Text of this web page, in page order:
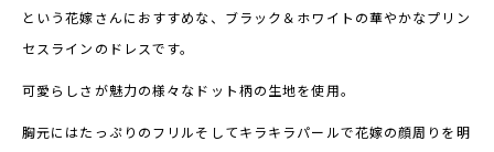
という花嫁さんにおすすめな、ブラック＆ホワイトの華やかなプリン
セスラインのドレスです。
可愛らしさが魅力の様々なドット柄の生地を使用。
胸元にはたっぷりのフリルそしてキラキラパールで花嫁の顔周りを明